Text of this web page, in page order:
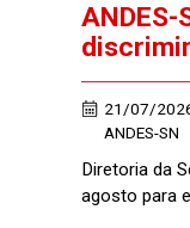
21/07/
ANDES-SN
Diretoria da
agosto para